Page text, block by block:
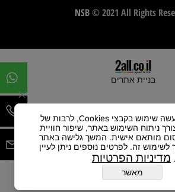
NSB© 2021 All Rights
בניית אתרים
לידיעתך, באתרנו נעשה שימוש בקבצי Cookies, לרבות של
ניתוח השימוש באתר, שיפור חוויית
מותאם אישית. המשך גלישה באתר
זה. לפרטים נוספים ניתן לעיין
מדיניות הפרטיות
מאשר